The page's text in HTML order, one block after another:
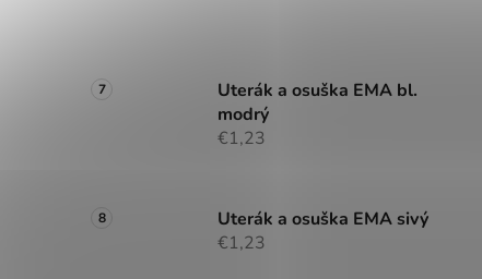
Uterák a osuška EMA bl.
modrý
€1,23
Uterák a osuška EMA sivý
€1,23